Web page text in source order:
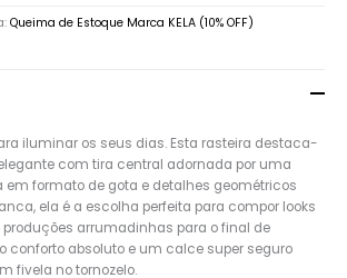
Queima de Estoque Marca KELA (10% OFF)
iluminar os seus dias. Esta rasteira destaca-
com tira central adornada por uma
em formato de gota e detalhes geométricos
ela é a escolha perfeita para compor looks
produções arrumadinhas para o final de
conforto absoluto e um calce super seguro
fivela no tornozelo.